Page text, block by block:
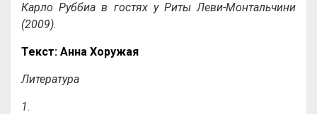
Карло Руббиа в гостях у Риты Леви-Монтальчини
(2009).
Текст: Анна Хоружая
Литература
1.